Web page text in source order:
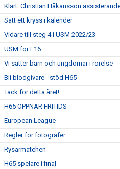
Klart: Christian Håkansson
Sätt ett kryss i kalender
Vidare till steg 4 i USM 2022/23
USM för F16
Vi sätter barn och ungdomar i rörelse
Bli blodgivare - stöd H65
Tack för detta året!
H65 ÖPPNAR FRITIDS
European League
Regler för fotografer
Rysarmatchen
H65 spelare i final